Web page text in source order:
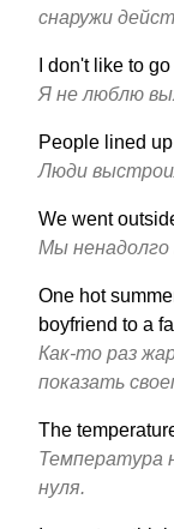
снаружи
I don't like to
Я не люблю
People lined
Люди
We went
Мы ненадолго
One hot
boyfriend to a
Как-то раз
показать
The
Температура
нуля.